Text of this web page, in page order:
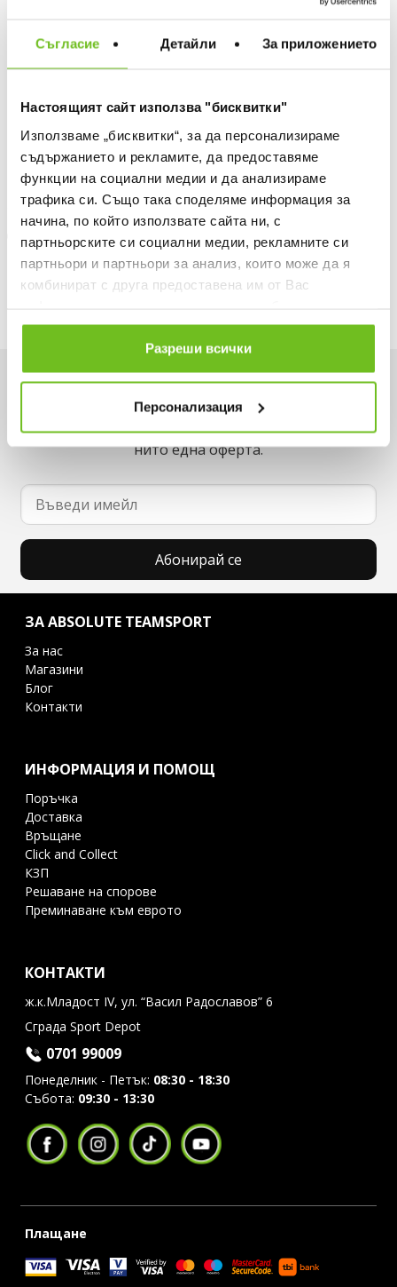
Съгласие Детайли За приложението
Настоящият сайт използва "бисквитки"
Използваме „бисквитки“, за да персонализираме
съдържанието и рекламите, да предоставяме
функции на социални медии и да анализираме
трафика си. Също така споделяме информация за
начина, по който използвате сайта ни, с
партньорските си социални медии, рекламните си
партньори и партньори за анализ, които може да я
комбинират с друга предоставена им от Вас
ползването от Ваша страна на услугите им.
Разреши всички
Персонализация
БЕЗПЛАТНА ДОСТАВКА НАД 50 €.
Информация за продукта
Описание
Доставка
Наличност в магазините
Искаш да си първи в списъка ни?
Вземи -15% за първа поръчка и не пропускай
нито една оферта.
Абонирай се
ЗА ABSOLUTE TEAMSPORT
За нас
Магазини
Блог
Контакти
ИНФОРМАЦИЯ И ПОМОЩ
Поръчка
Доставка
Връщане
Click and Collect
КЗП
Решаване на спорове
Преминаване към еврото
КОНТАКТИ
ж.к.Младост IV, ул. “Васил Радославов” 6
Сграда Sport Depot
0701 99009
Понеделник - Петък: 08:30 - 18:30
Събота: 09:30 - 13:30
Плащане